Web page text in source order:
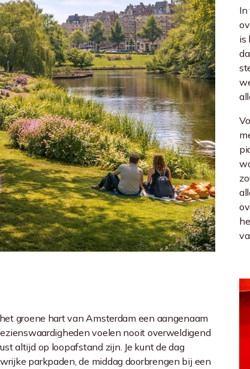
In
is
groene hart van Amsterdam een aangenaam
voelen nooit overweldigend
altijd op loopafstand zijn. Je kunt de dag
parkpaden, de middag doorbrengen bij een